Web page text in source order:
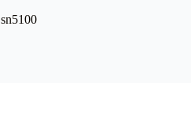
sn5100